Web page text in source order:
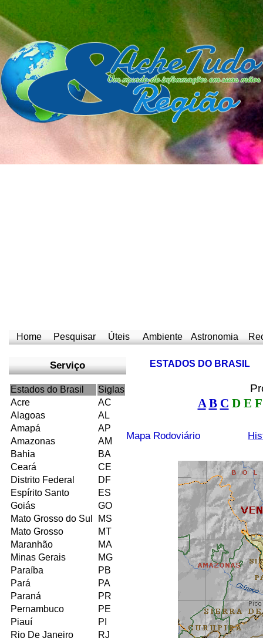
Home Pesquisar Úteis Ambiente Astronomia
Serviço
Estados do Brasil
Siglas
Acre
AC
Alagoas
AL
Amapá
AP
Amazonas
AM
Bahia
BA
Ceará
CE
Distrito Federal
DF
Espírito Santo
ES
Goiás
GO
Mato Grosso do Sul
MS
Mato Grosso
MT
Maranhão
MA
Minas Gerais
MG
Paraíba
PB
Pará
PA
Paraná
PR
Pernambuco
PE
Piauí
PI
Rio De Janeiro
RJ
ESTADOS DO BRASIL
A B C D E
Mapa Rodoviário